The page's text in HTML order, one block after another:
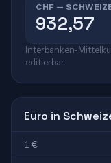
CHF —
Interbanken-
editierbar.
Euro in
1 €